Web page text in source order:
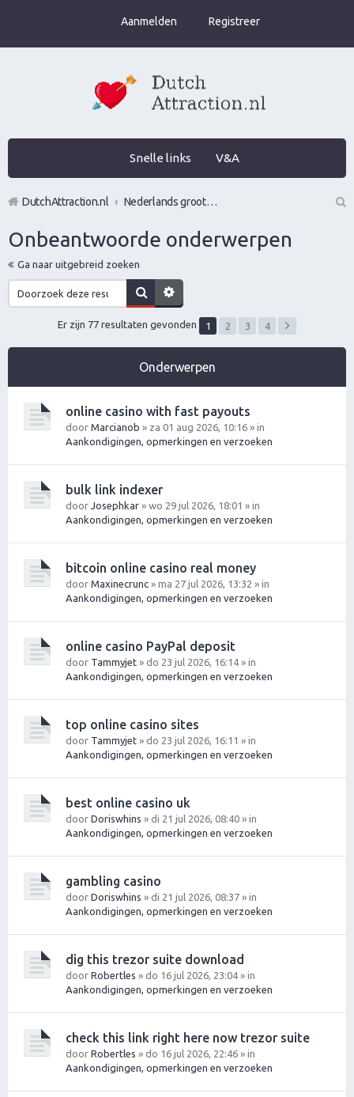
Aanmelden Registreer
Snelle links V&A
DutchAttraction.nl
Nederlands grootste Dutch Attraction, Lifestyle, Vrouwen versieren en Pick-Up (PUA) Forum
Onbeantwoorde onderwerpen
Ga naar uitgebreid zoeken
Er zijn 77 resultaten gevonden 1 2 3 4
Onderwerpen
online casino with fast payouts
door Marcianob » za 01 aug 2026, 10:16 » in
Aankondigingen, opmerkingen en verzoeken
bulk link indexer
door Josephkar » wo 29 jul 2026, 18:01 » in
Aankondigingen, opmerkingen en verzoeken
bitcoin online casino real money
door Maxinecrunc » ma 27 jul 2026, 13:32 » in
Aankondigingen, opmerkingen en verzoeken
online casino PayPal deposit
door Tammyjet » do 23 jul 2026, 16:14 » in
Aankondigingen, opmerkingen en verzoeken
top online casino sites
door Tammyjet » do 23 jul 2026, 16:11 » in
Aankondigingen, opmerkingen en verzoeken
best online casino uk
door Doriswhins » di 21 jul 2026, 08:40 » in
Aankondigingen, opmerkingen en verzoeken
gambling casino
door Doriswhins » di 21 jul 2026, 08:37 » in
Aankondigingen, opmerkingen en verzoeken
dig this trezor suite download
door Robertles » do 16 jul 2026, 23:04 » in
Aankondigingen, opmerkingen en verzoeken
check this link right here now trezor suite
door Robertles » do 16 jul 2026, 22:46 » in
Aankondigingen, opmerkingen en verzoeken